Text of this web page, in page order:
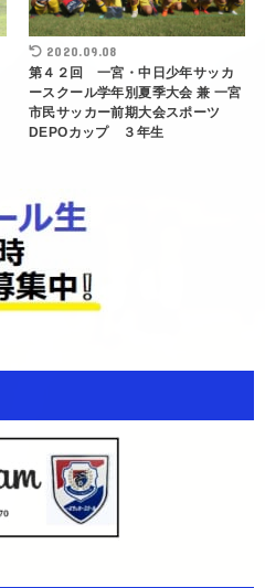
2020.09.08
第４２回 一宮・中日少年サッカ
ースクール学年別夏季大会 兼 一宮
市民サッカー前期大会スポーツ
DEPOカップ ３年生